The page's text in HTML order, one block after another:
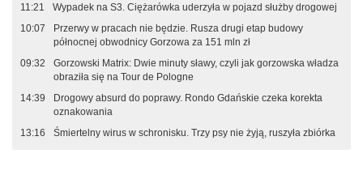
11:21
Wypadek na S3. Ciężarówka uderzyła w pojazd służby drogowej
10:07
Przerwy w pracach nie będzie. Rusza drugi etap budowy
północnej obwodnicy Gorzowa za 151 mln zł
09:32
Gorzowski Matrix: Dwie minuty sławy, czyli jak gorzowska władza
obraziła się na Tour de Pologne
14:39
Drogowy absurd do poprawy. Rondo Gdańskie czeka korekta
oznakowania
13:16
Śmiertelny wirus w schronisku. Trzy psy nie żyją, ruszyła zbiórka